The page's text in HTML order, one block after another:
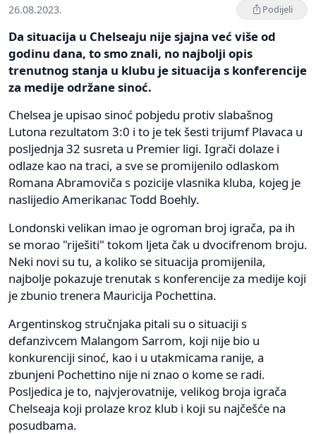
26.08.2023. Podijeli
Da situacija u Chelseaju nije sjajna već više od
godinu dana, to smo znali, no najbolji opis
trenutnog stanja u klubu je situacija s konferencije
za medije održane sinoć.
Chelsea je upisao sinoć pobjedu protiv slabašnog
Lutona rezultatom 3:0 i to je tek šesti trijumf Plavaca u
posljednja 32 susreta u Premier ligi. Igrači dolaze i
odlaze kao na traci, a sve se promijenilo odlaskom
Romana Abramoviča s pozicije vlasnika kluba, kojeg je
naslijedio Amerikanac Todd Boehly.
Londonski velikan imao je ogroman broj igrača, pa ih
se morao "riješiti" tokom ljeta čak u dvocifrenom broju.
Neki novi su tu, a koliko se situacija promijenila,
najbolje pokazuje trenutak s konferencije za medije koji
je zbunio trenera Mauricija Pochettina.
Argentinskog stručnjaka pitali su o situaciji s
defanzivcem Malangom Sarrom, koji nije bio u
konkurenciji sinoć, kao i u utakmicama ranije, a
zbunjeni Pochettino nije ni znao o kome se radi.
Posljedica je to, najvjerovatnije, velikog broja igrača
Chelseaja koji prolaze kroz klub i koji su najčešće na
posudbama.